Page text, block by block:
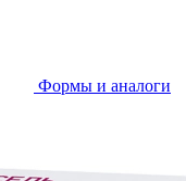
Формы и аналоги